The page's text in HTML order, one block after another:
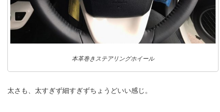
本革巻きステアリングホイール
太さも、太すぎず細すぎずちょうどいい感じ。